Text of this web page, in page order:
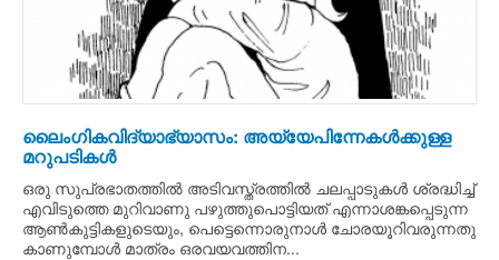
ലൈംഗികവിദ്യാഭ്യാസം: അയ്യേപിന്നേകള്‍ക്കുള്ള
മറുപടികള്‍
ഒരു സുപ്രഭാതത്തില്‍ അടിവസ്ത്രത്തില്‍ ചലപ്പാടുകള്‍ ശ്രദ്ധിച്ച്
എവിടുത്തെ മുറിവാണു പഴുത്തുപൊട്ടിയത് എന്നാശങ്കപ്പെടുന്ന
ആണ്‍കുട്ടികളുടെയും, പെട്ടെന്നൊരുനാള്‍ ചോരയൂറിവരുന്നതു
കാണുമ്പോള്‍ മാത്രം ഒരവയവത്തിന...